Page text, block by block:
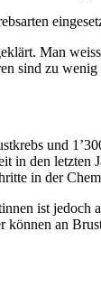
Man
sind zu
und
den letzten
in der
ist
an